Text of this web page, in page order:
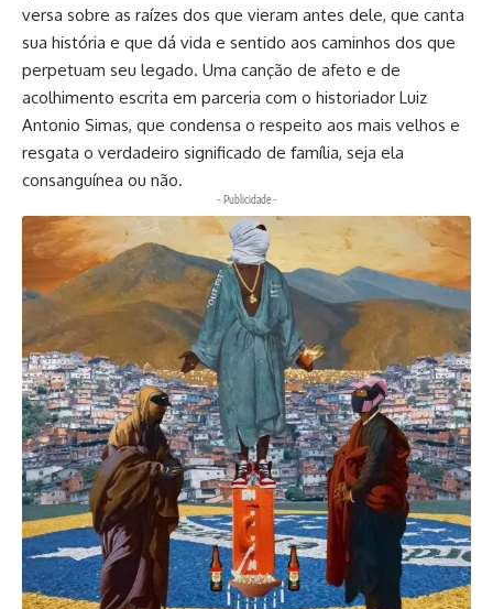
versa sobre as raízes dos que vieram antes dele, que canta
sua história e que dá vida e sentido aos caminhos dos que
perpetuam seu legado. Uma canção de afeto e de
acolhimento escrita em parceria com o historiador Luiz
Antonio Simas, que condensa o respeito aos mais velhos e
resgata o verdadeiro significado de família, seja ela
consanguínea ou não.
- Publicidade -